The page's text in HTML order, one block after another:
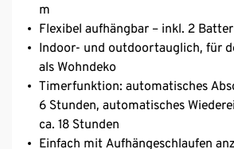
m
Flexibel aufhängbar – inkl. 2
Indoor- und outdoortauglich, für
als Wohndeko
Timerfunktion: automatisches
6 Stunden, automatisches
ca. 18 Stunden
Einfach mit Aufhängeschlaufen